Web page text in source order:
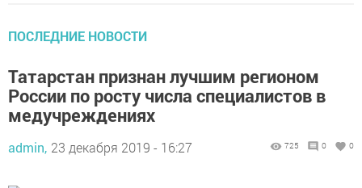
ПОСЛЕДНИЕ НОВОСТИ
Татарстан признан лучшим регионом
России по росту числа специалистов в
медучреждениях
admin, 23 декабря 2019 - 16:27 725 0 0